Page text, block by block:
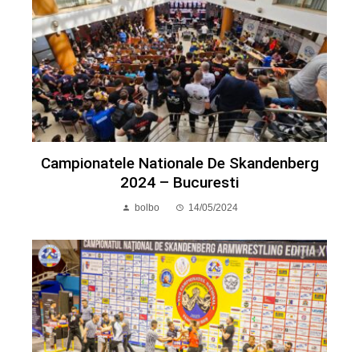
Campionatele Nationale De Skandenberg
2024 – Bucuresti
bolbo 14/05/2024